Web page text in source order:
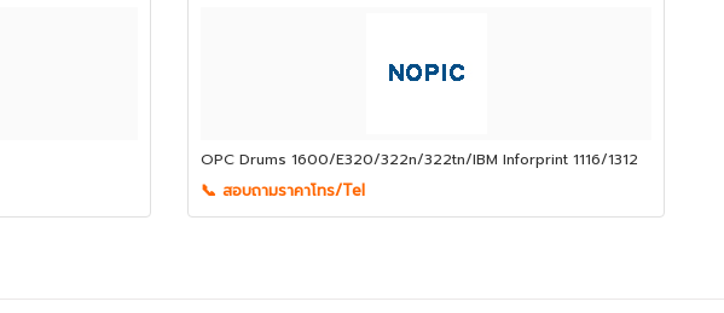
OPC Drums 1600/E320/322n/322tn/IBM Inforprint 1116/1312
📞 สอบถามราคาโทร/Tel